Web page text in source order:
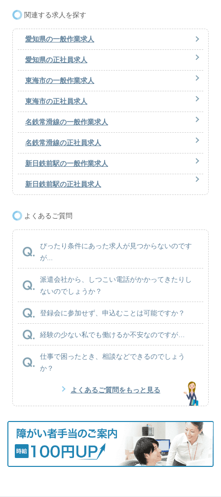
関連する求人を探す
愛知県の一般作業求人
愛知県の正社員求人
東海市の一般作業求人
東海市の正社員求人
名鉄常滑線の一般作業求人
名鉄常滑線の正社員求人
新日鉄前駅の一般作業求人
新日鉄前駅の正社員求人
よくあるご質問
ぴったり条件にあった求人が見つからないのです
が...
派遣会社から、しつこい電話がかかってきたりし
ないのでしょうか？
登録会に参加せず、申込むことは可能ですか？
経験の少ない私でも働けるか不安なのですが…
仕事で困ったとき、相談などできるのでしょう
か？
よくあるご質問をもっと見る